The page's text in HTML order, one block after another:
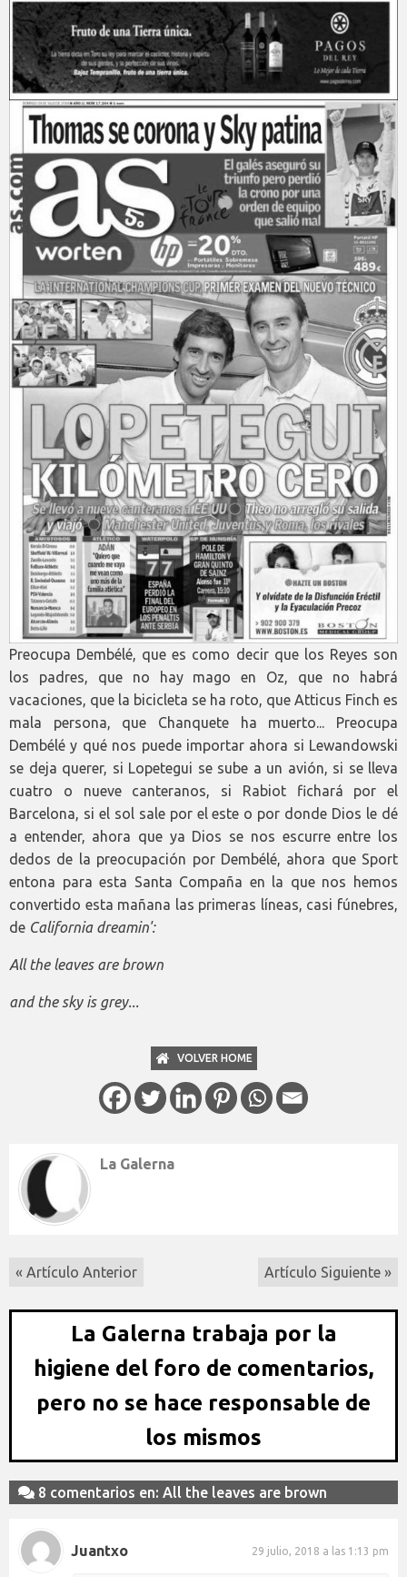
Preocupa Dembélé, que es como decir que los Reyes son
los padres, que no hay mago en Oz, que no habrá
vacaciones, que la bicicleta se ha roto, que Atticus Finch es
mala persona, que Chanquete ha muerto... Preocupa
Dembélé y qué nos puede importar ahora si Lewandowski
se deja querer, si Lopetegui se sube a un avión, si se lleva
cuatro o nueve canteranos, si Rabiot fichará por el
Barcelona, si el sol sale por el este o por donde Dios le dé
a entender, ahora que ya Dios se nos escurre entre los
dedos de la preocupación por Dembélé, ahora que Sport
entona para esta Santa Compaña en la que nos hemos
convertido esta mañana las primeras líneas, casi fúnebres,
de California dreamin':
All the leaves are brown
and the sky is grey...
VOLVER HOME
La Galerna
« Artículo Anterior Artículo Siguiente »
La Galerna trabaja por la
higiene del foro de comentarios,
pero no se hace responsable de
los mismos
8 comentarios en: All the leaves are brown
Juantxo 29 julio, 2018 a las 1:13 pm